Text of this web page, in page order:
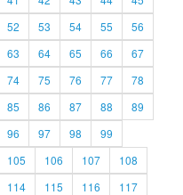
52 53 54 55
56
63 64 65 66
67
74 75 76 77
78
85 86 87 88
89
96 97 98
99
105 106 107
108
114 115 116
117